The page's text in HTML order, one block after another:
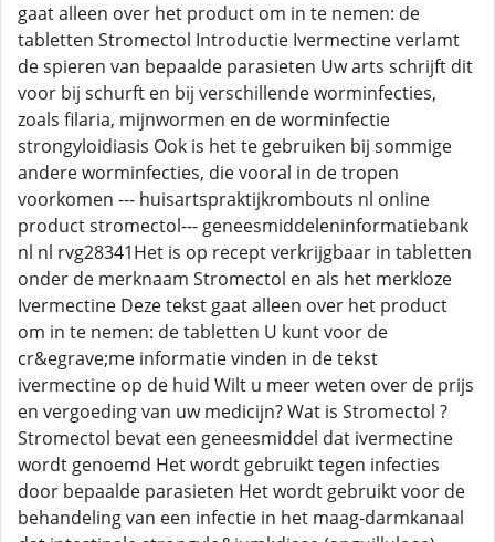
gaat alleen over het product om in te nemen: de
tabletten Stromectol Introductie Ivermectine verlamt
de spieren van bepaalde parasieten Uw arts schrijft dit
voor bij schurft en bij verschillende worminfecties,
zoals filaria, mijnwormen en de worminfectie
strongyloidiasis Ook is het te gebruiken bij sommige
andere worminfecties, die vooral in de tropen
voorkomen --- huisartspraktijkrombouts nl online
product stromectol--- geneesmiddeleninformatiebank
nl nl rvg28341Het is op recept verkrijgbaar in tabletten
onder de merknaam Stromectol en als het merkloze
Ivermectine Deze tekst gaat alleen over het product
om in te nemen: de tabletten U kunt voor de
cr&egrave;me informatie vinden in de tekst
ivermectine op de huid Wilt u meer weten over de prijs
en vergoeding van uw medicijn? Wat is Stromectol ?
Stromectol bevat een geneesmiddel dat ivermectine
wordt genoemd Het wordt gebruikt tegen infecties
door bepaalde parasieten Het wordt gebruikt voor de
behandeling van een infectie in het maag-darmkanaal